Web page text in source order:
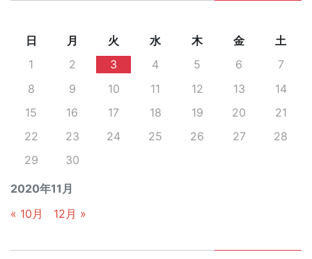
2020年11月
日 月 火 水 木 金
土
1
2 3 4 5 6
7
8
9 10 11 12 13
14
15
16 17 18 19 20
21
22
23 24 25 26 27
28
29
30
« 10月 12月 »